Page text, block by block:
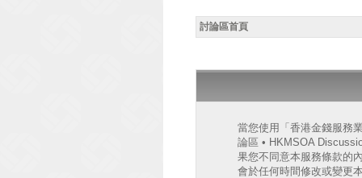
討論區首頁
當您使用「香港金錢服務
論區 • HKMSOA
果您不同意本服務條款的
會於任何時間修改或變更